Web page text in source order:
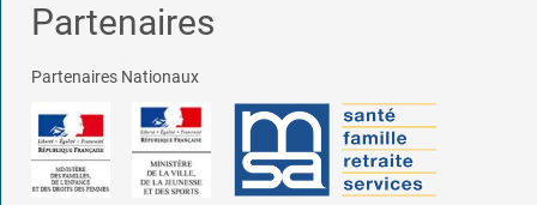
Partenaires
Partenaires Nationaux